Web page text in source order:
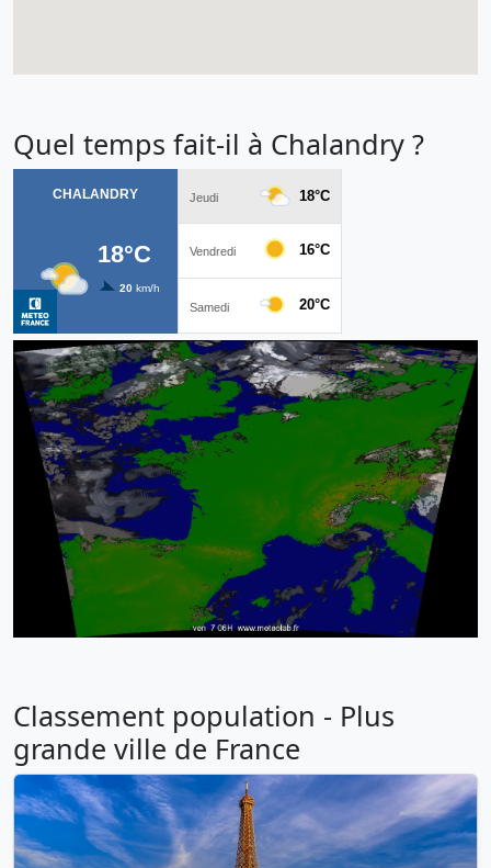
Quel temps fait-il à Chalandry ?
Classement population - Plus
grande ville de France